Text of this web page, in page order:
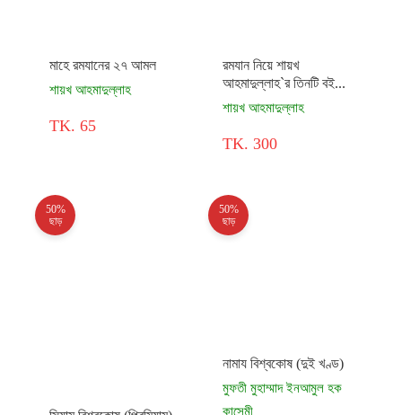
মাহে রমযানের ২৭ আমল
শায়খ আহমাদুল্লাহ
TK. 65
রমযান নিয়ে শায়খ
আহমাদুল্লাহ`র তিনটি বই...
শায়খ আহমাদুল্লাহ
TK. 300
50%
ছাড়
50%
ছাড়
নামায বিশ্বকোষ (দুই খণ্ড)
মুফতী মুহাম্মাদ ইনআমুল হক
কাসেমী